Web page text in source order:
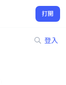
打開
登入